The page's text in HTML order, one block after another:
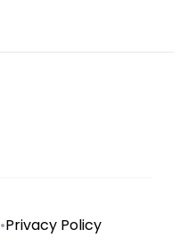
•Privacy Policy